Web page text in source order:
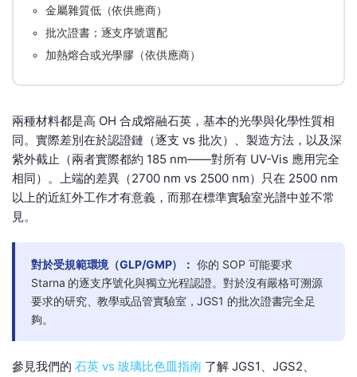
金屬雜質低（依供應商）
批次證書；逐支序號選配
加熱熔合或光學膠（依供應商）
兩種材料都是高 OH 合成熔融石英，基本的光學與化學性質相
同。實際差別在於認證鏈（逐支 vs 批次）、製造方法，以及深
紫外截止（兩者實際都約 185 nm——對所有 UV-Vis 應用完全
相同）。上端的差異（2700 nm vs 2500 nm）只在 2500 nm
以上的近紅外工作才有意義，而那在標準實驗室光譜中並不常
見。
對於受規範環境（GLP/GMP）： 你的 SOP 可能要求
Starna 的逐支序號化與獨立光程認證。對於沒有嚴格可溯源
要求的研究、教學或品管實驗室，JGS1 的批次證書完全足
夠。
參見我們的 石英 vs 玻璃比色皿指南 了解 JGS1、JGS2、